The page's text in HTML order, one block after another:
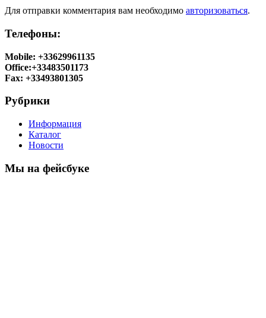
Для отправки комментария вам необходимо авторизоваться.
Телефоны:
Mobile: +33629961135
Office:+33483501173
Fax: +33493801305
Рубрики
Информация
Каталог
Новости
Мы на фейсбуке